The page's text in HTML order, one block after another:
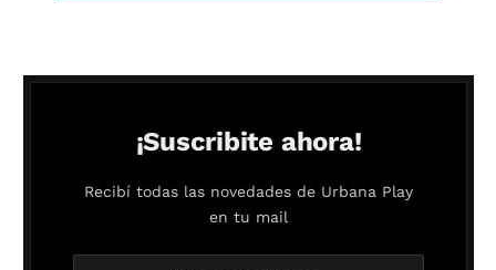
¡Suscribite ahora!
Recibí todas las novedades de Urbana Play
en tu mail